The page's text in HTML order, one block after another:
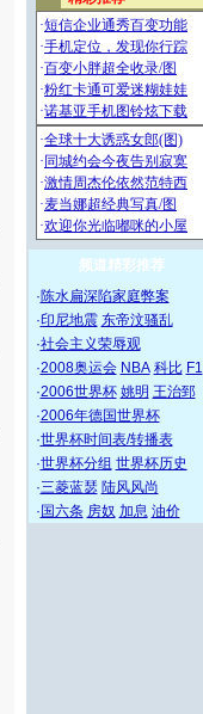
频道精彩推荐
·陈水扁深陷家庭弊案
·印尼地震 东帝汶骚乱
·社会主义荣辱观
·2008奥运会 NBA 科比 F1
·2006世界杯 姚明 王治郅
·2006年德国世界杯
·世界杯时间表/转播表
·世界杯分组 世界杯历史
·三菱蓝瑟 陆风风尚
· 国六条 房奴 加息 油价